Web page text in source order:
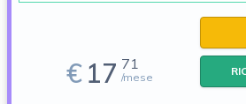
€17 71
/mese